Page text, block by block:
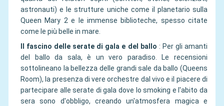
astronauti) e le strutture uniche come il planetario sulla
Queen Mary 2 e le immense biblioteche, spesso citate
come le più belle in mare.
Il fascino delle serate di gala e del ballo : Per gli amanti
del ballo da sala, è un vero paradiso. Le recensioni
sottolineano la bellezza delle grandi sale da ballo (Queens
Room), la presenza di vere orchestre dal vivo e il piacere di
partecipare alle serate di gala dove lo smoking e l'abito da
sera sono d'obbligo, creando un'atmosfera magica e